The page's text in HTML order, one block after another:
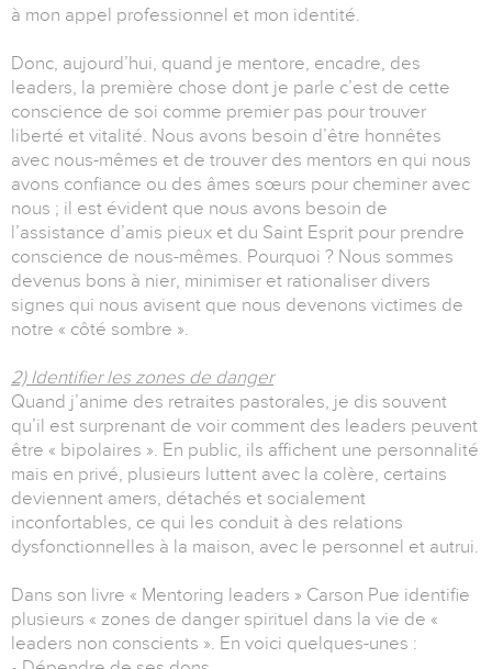
à mon appel professionnel et mon identité.
Donc, aujourd’hui, quand je mentore, encadre, des
leaders, la première chose dont je parle c’est de cette
conscience de soi comme premier pas pour trouver
liberté et vitalité. Nous avons besoin d’être honnêtes
avec nous-mêmes et de trouver des mentors en qui nous
avons confiance ou des âmes sœurs pour cheminer avec
nous ; il est évident que nous avons besoin de
l’assistance d’amis pieux et du Saint Esprit pour prendre
conscience de nous-mêmes. Pourquoi ? Nous sommes
devenus bons à nier, minimiser et rationaliser divers
signes qui nous avisent que nous devenons victimes de
notre « côté sombre ».
2) Identifier les zones de danger
Quand j’anime des retraites pastorales, je dis souvent
qu’il est surprenant de voir comment des leaders peuvent
être « bipolaires ». En public, ils affichent une personnalité
mais en privé, plusieurs luttent avec la colère, certains
deviennent amers, détachés et socialement
inconfortables, ce qui les conduit à des relations
dysfonctionnelles à la maison, avec le personnel et autrui.
Dans son livre « Mentoring leaders » Carson Pue identifie
plusieurs « zones de danger spirituel dans la vie de «
leaders non conscients ». En voici quelques-unes :